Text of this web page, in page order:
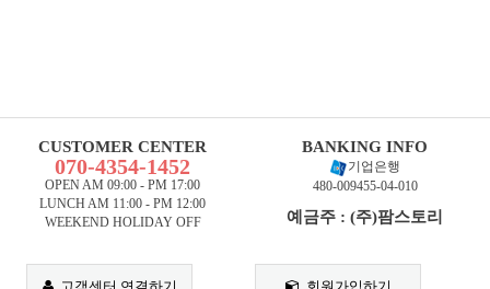
CUSTOMER CENTER
070-4354-1452
OPEN AM 09:00 - PM 17:00
LUNCH AM 11:00 - PM 12:00
WEEKEND HOLIDAY OFF
BANKING INFO
기업은행
480-009455-04-010
예금주 : (주)팜스토리